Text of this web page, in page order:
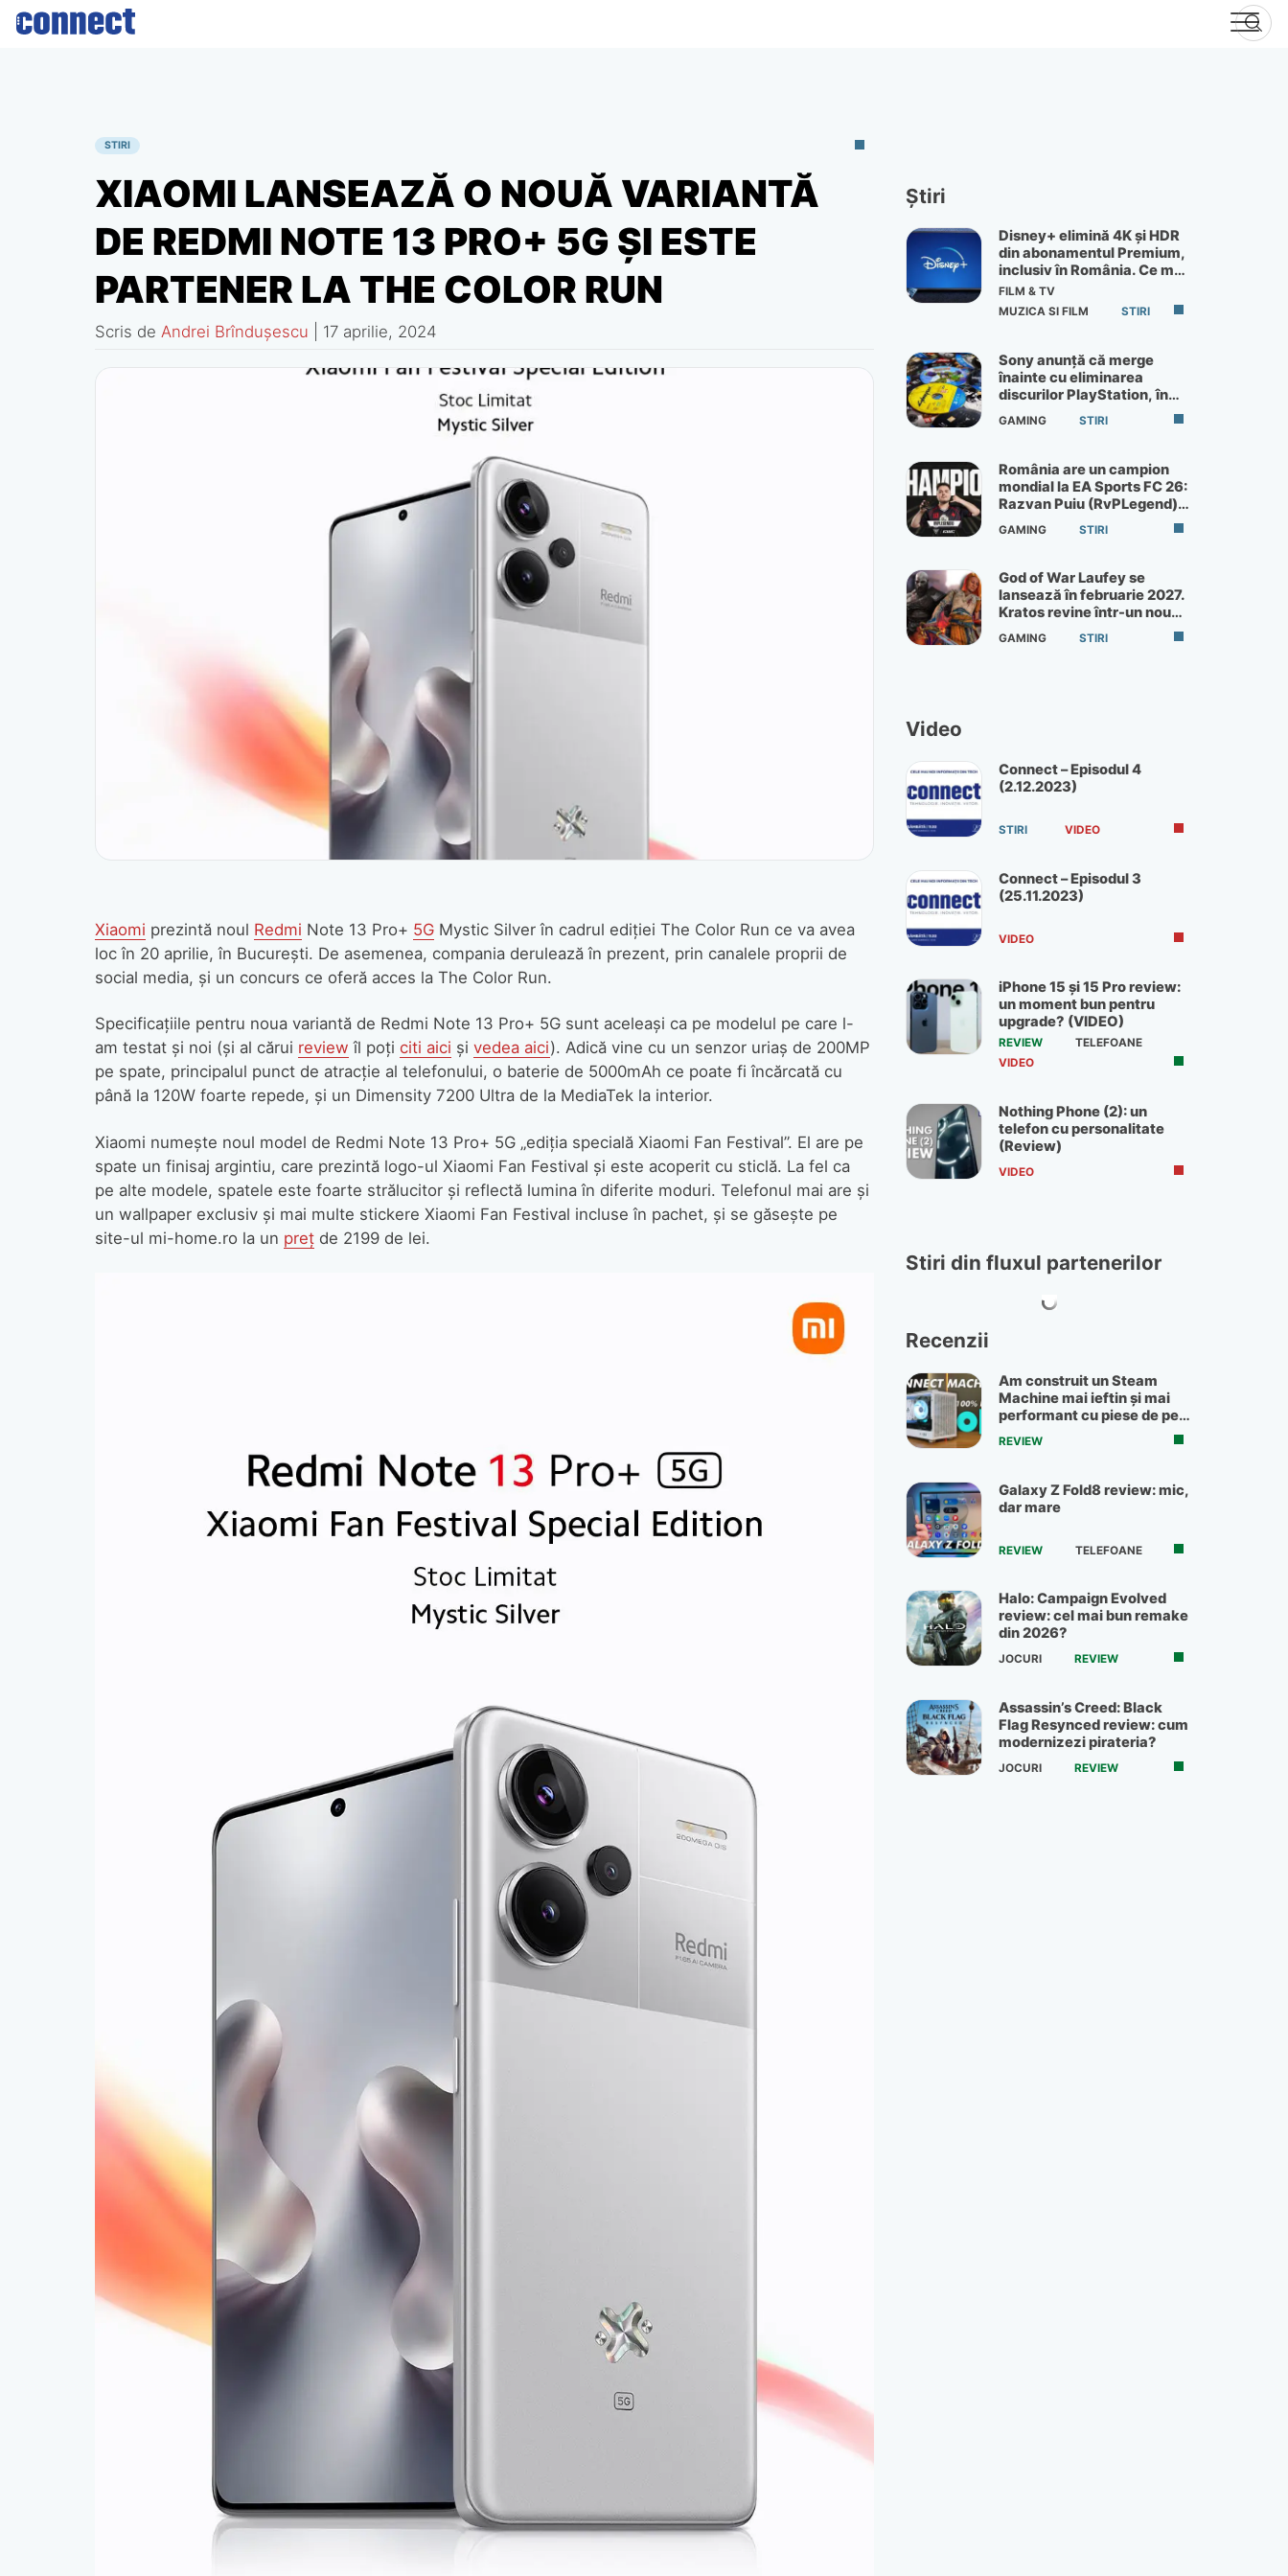
Skip
STIRI
XIAOMI LANSEAZĂ O NOUĂ VARIANTĂ
DE REDMI NOTE 13 PRO+ 5G ȘI ESTE
PARTENER LA THE COLOR RUN
Scris de Andrei Brîndușescu 17 aprilie, 2024
Xiaomi prezintă noul Redmi Note 13 Pro+ 5GMystic Silver în cadrul ediției The Color Run ce va avea
loc în 20 aprilie, în București. De asemenea, compania derulează în prezent, prin canalele proprii de
social media, și un concurs ce oferă acces la The Color Run.
Specificațiile pentru noua variantă de Redmi Note 13 Pro+ 5G sunt aceleași ca pe modelul pe care l-
am testat și noi (și al cărui review îl poți citi aici și vedea aici). Adică vine cu un senzor uriaș de 200MP
pe spate, principalul punct de atracție al telefonului, o baterie de 5000mAh ce poate fi încărcată cu
până la 120W foarte repede, și un Dimensity 7200 Ultra de la MediaTek la interior.
Xiaomi numește noul model de Redmi Note 13 Pro+ 5G „ediția specială Xiaomi Fan Festival”. El are pe
spate un finisaj argintiu, care prezintă logo-ul Xiaomi Fan Festival și este acoperit cu sticlă. La fel ca
pe alte modele, spatele este foarte strălucitor și reflectă lumina în diferite moduri. Telefonul mai are și
un wallpaper exclusiv și mai multe stickere Xiaomi Fan Festival incluse în pachet, și se găsește pe
site-ul mi-home.ro la un prețde 2199 de lei.
Știri
Disney+ elimină 4K și HDR
din abonamentul Premium,
inclusiv în România. Ce mai
primești de 60 lei pe lună
FILM & TV
MUZICA SI FILM
STIRI
Sony anunță că merge
înainte cu eliminarea
discurilor PlayStation, în
ciuda protestelor
GAMING STIRI
România are un campion
mondial la EA Sports FC 26:
Razvan Puiu (RvPLegend)
câștigă turneul de la Paris
GAMING STIRI
God of War Laufey se
lansează în februarie 2027.
Kratos revine într-un nou
God of War
GAMING STIRI
Video
Connect – Episodul 4
(2.12.2023)
STIRI VIDEO
Connect – Episodul 3
(25.11.2023)
VIDEO
iPhone 15 și 15 Pro review:
un moment bun pentru
upgrade? (VIDEO)
REVIEW
TELEFOANE
VIDEO
Nothing Phone (2): un
telefon cu personalitate
(Review)
VIDEO
Stiri din fluxul partenerilor
Recenzii
Am construit un Steam
Machine mai ieftin și mai
performant cu piese de pe
OLX
REVIEW
Galaxy Z Fold8 review: mic,
dar mare
REVIEW TELEFOANE
Halo: Campaign Evolved
review: cel mai bun remake
din 2026?
JOCURI REVIEW
Assassin’s Creed: Black
Flag Resynced review: cum
modernizezi pirateria?
JOCURI REVIEW